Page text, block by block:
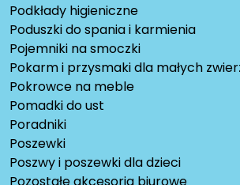
Podkłady higieniczne
Poduszki do spania i karmienia
Pojemniki na smoczki
Pokarm i przysmaki dla małych
Pokrowce na meble
Pomadki do ust
Poradniki
Poszewki
Poszwy i poszewki dla dzieci